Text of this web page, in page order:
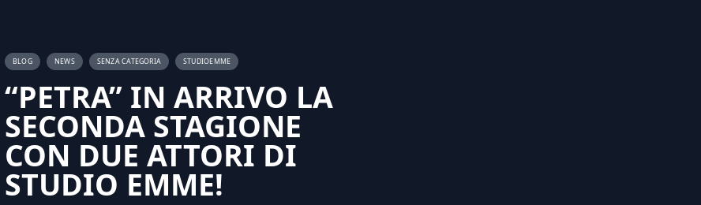
BLOG NEWS SENZA CATEGORIA STUDIOEMME
“PETRA” IN ARRIVO LA
SECONDA STAGIONE
CON DUE ATTORI DI
STUDIO EMME!